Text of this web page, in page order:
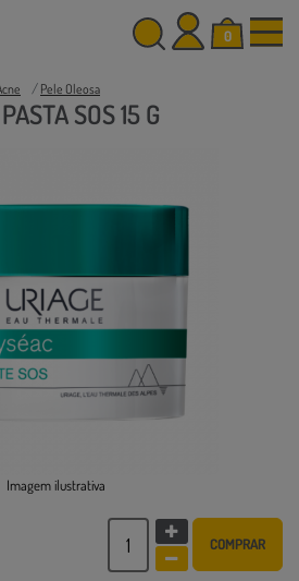
0
Pele Oleosa
SOS 15 G
Imagem ilustrativa
COMPRAR